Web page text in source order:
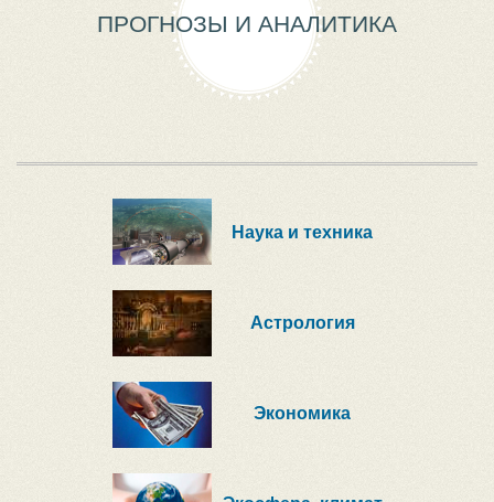
ПРОГНОЗЫ И АНАЛИТИКА
Наука и техника
Астрология
Экономика